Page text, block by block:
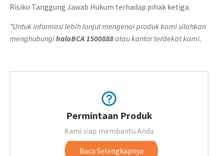
Risiko Tanggung Jawab Hukum terhadap pihak ketiga.
*Untuk informasi lebih lanjut mengenai produk kami silahkan
menghubungihaloBCA 1500888atau kantor terdekat kami.
Permintaan Produk
Kami siap membantu Anda
Baca Selengkapnya